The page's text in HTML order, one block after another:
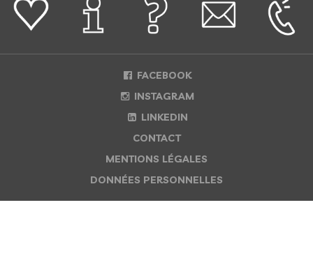
FACEBOOK
INSTAGRAM
LINKEDIN
CONTACT
MENTIONS LÉGALES
DONNÉES PERSONNELLES